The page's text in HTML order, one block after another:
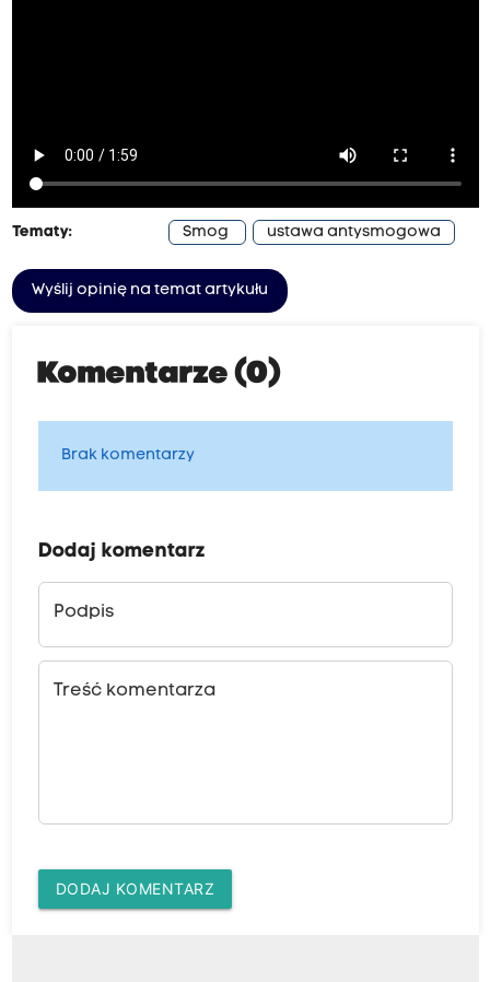
Tematy: Smog ustawa antysmogowa
Wyślij opinię na temat artykułu
Komentarze (0)
Brak komentarzy
Dodaj komentarz
Podpis
Treść komentarza
DODAJ KOMENTARZ